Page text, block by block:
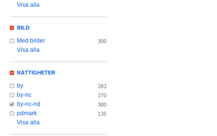
Visa alla
BILD
Med bilder 300
Visa alla
RÄTTIGHETER
by 281
by-nc 270
by-nc-nd 300
pdmark 135
Visa alla